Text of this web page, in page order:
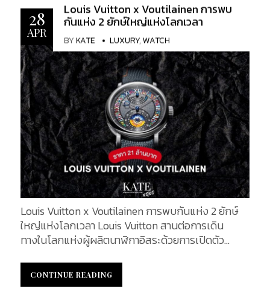
Journey ซึ่งเป็นเครื่องประดับชิ้นใหม่ล่าุดจาก Dior ที่
รังสรรค์โดย Maria Grazia Chiuri ได้เปิดตัวในงาน
แสดง Dior spring-summer 2025 ready-to-wear
collection ของ Dior โดดเด่นด้วยเส้นสายที่พลิ้วไหว
และยืดหยุ่น ซึ่งรับประกันความสง่างามร่วมสมัย โดยมี
Rosamund Pike นักแสดงหญิงชาวอังกฤษมาเป็น
โฆษกให้กับ Dior และเป็นผู้นําเสนอคุณสมบัติต่างๆ
ของกระเป๋ารุ่นใหม่นี้ในรูปแบบที่แตกต่างไปจากการ
โฆษณา โดยกระเป๋ารุ่นนี้เป็นเสมือนเพื่อนคู่ใจที่ผสม
ผสานความสง่างามและเสรีภาพในการเคลื่อนไหวเข้า
ด้วยกัน กระเป๋า D-Journey โดดเด่นด้วยดีไซน์โค้งมน
และช่องกลางขนาดใหญ่ที่ประดับด้วยซิปเพื่อใส่ของใช้
จำเป็นในชีวิตประจำวัน เสมือนเป็นการยกย่องศิลปะ
แห่งรายละเอียดที่ Monsieur Dior ชื่นชอบ สายสะพาย
ไหล่ประดับด้วยตัวอักษร “CD” ซึ่งเป็นเครื่องประดับ
ล้ำค่าที่เปิดและปิดได้ง่าย ถือเป็นสิ่งที่ปรารถนาอย่างไม่
ซ้ำใคร กระเป๋ารุ่นนี้เป็นเสมือนเพื่อนคู่ใจที่ผสมผสาน
นอกจากนี้ยังมี Sonam Kapoor ดาราชาวอินเดีย ที่สวม
บทบาทเป็นหัวหน้าบรรณาธิการที่อยู่ภายใต้ความกดดัน
28
APR
Louis Vuitton x Voutilainen การพบ
กันแห่ง 2 ยักษ์ใหญ่แห่งโลกเวลา
BYKATE LUXURY,WATCH
Louis Vuitton x Voutilainen การพบกันแห่ง 2 ยักษ์
ใหญ่แห่งโลกเวลา Louis Vuitton สานต่อการเดิน
ทางในโลกแห่งผู้ผลิตนาฬิกาอิสระด้วยการเปิดตัว
กช็อปของ Voutilainen การผสมผสานระหว่างความ
ชำนาญอันโดดเด่นในการผลิตนาฬิกาภายใต้ความร่วม
CONTINUE READING
CONTINUE READING